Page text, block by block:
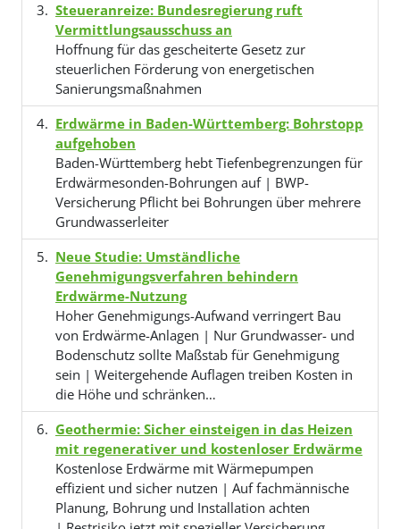
Steueranreize: Bundesregierung ruft
Vermittlungsausschuss an
Hoffnung für das gescheiterte Gesetz zur
steuerlichen Förderung von energetischen
Sanierungsmaßnahmen
Erdwärme in Baden-Württemberg: Bohrstopp
aufgehoben
Baden-Württemberg hebt Tiefenbegrenzungen für
Erdwärmesonden-Bohrungen auf | BWP-
Versicherung Pflicht bei Bohrungen über mehrere
Grundwasserleiter
Neue Studie: Umständliche
Genehmigungsverfahren behindern
Erdwärme-Nutzung
Hoher Genehmigungs-Aufwand verringert Bau
von Erdwärme-Anlagen | Nur Grundwasser- und
Bodenschutz sollte Maßstab für Genehmigung
sein | Weitergehende Auflagen treiben Kosten in
die Höhe und schränken…
Geothermie: Sicher einsteigen in das Heizen
mit regenerativer und kostenloser Erdwärme
Kostenlose Erdwärme mit Wärmepumpen
effizient und sicher nutzen | Auf fachmännische
Planung, Bohrung und Installation achten